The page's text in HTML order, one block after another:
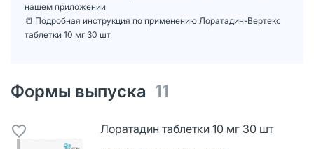
нашем приложении
📒 Подробная инструкция по применению Лоратадин-Вертекс
таблетки 10 мг 30 шт
Формы выпуска 11
Лоратадин таблетки 10 мг 30 шт